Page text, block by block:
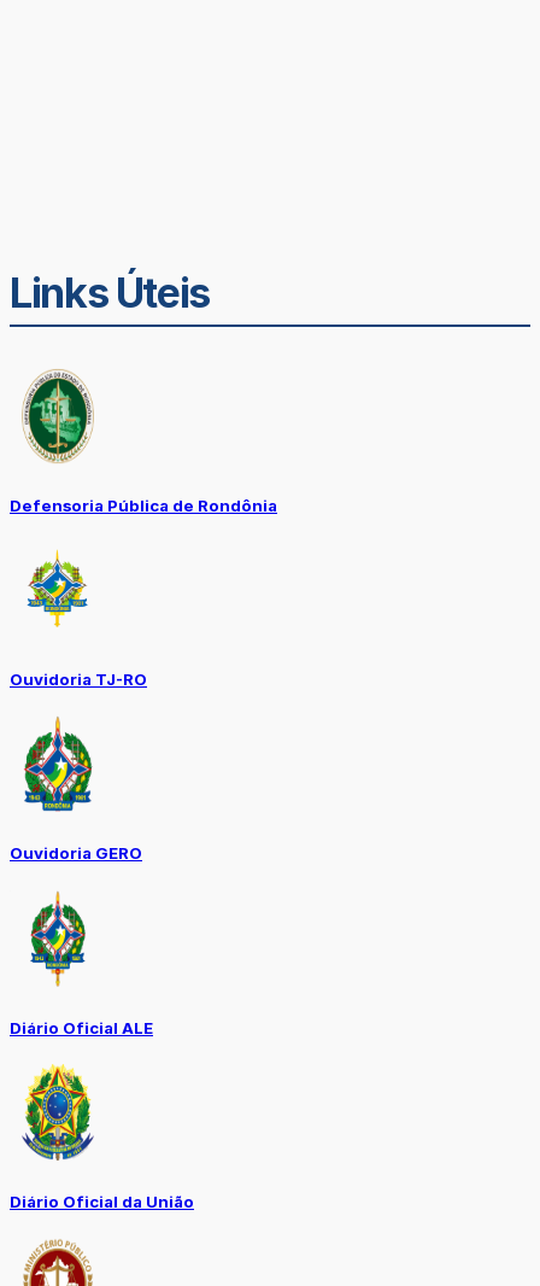
Links Úteis
Defensoria Pública de Rondônia
Ouvidoria TJ-RO
Ouvidoria GERO
Diário Oficial ALE
Diário Oficial da União